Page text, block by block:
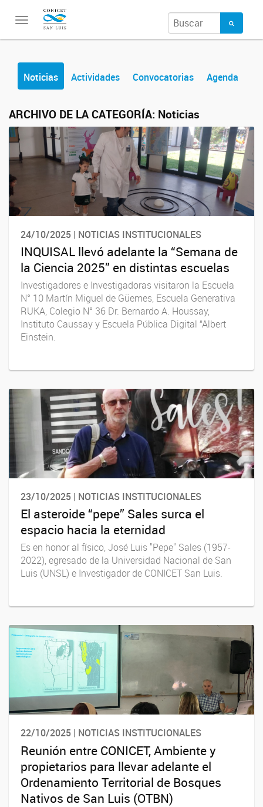
Toggle
Noticias Actividades Convocatorias Agenda
ARCHIVO DE LA CATEGORÍA: Noticias
24/10/2025 | NOTICIAS INSTITUCIONALES
INQUISAL llevó adelante la “Semana de
la Ciencia 2025” en distintas escuelas
Investigadores e Investigadoras visitaron la Escuela
N° 10 Martín Miguel de Güemes, Escuela Generativa
RUKA, Colegio N° 36 Dr. Bernardo A. Houssay,
Instituto Caussay y Escuela Pública Digital “Albert
Einstein.
23/10/2025 | NOTICIAS INSTITUCIONALES
El asteroide “pepe” Sales surca el
espacio hacia la eternidad
Es en honor al físico, José Luis "Pepe" Sales (1957-
2022), egresado de la Universidad Nacional de San
Luis (UNSL) e Investigador de CONICET San Luis.
22/10/2025 | NOTICIAS INSTITUCIONALES
Reunión entre CONICET, Ambiente y
propietarios para llevar adelante el
Ordenamiento Territorial de Bosques
Nativos de San Luis (OTBN)